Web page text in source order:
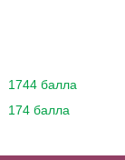
1744 балла
174 балла